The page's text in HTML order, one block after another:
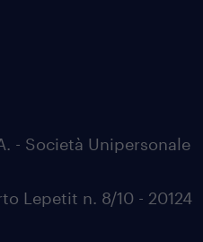
- Società Unipersonale
Lepetit n. 8/10 - 20124